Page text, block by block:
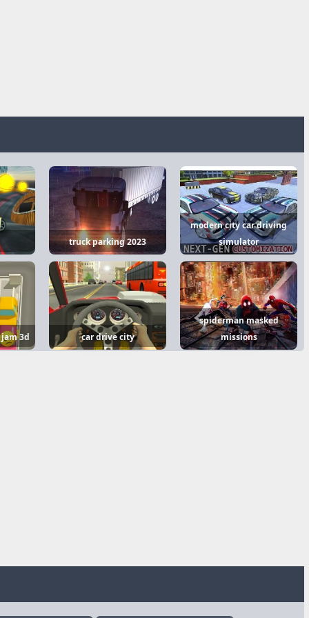
truck parking 2023
modern city car driving
simulator
3d car drive city
spiderman masked
missions